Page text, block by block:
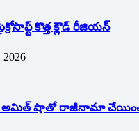
‌కొత్త క్లౌడ్‌ ‌రీజియన్‌
2026
అమిత్‌ ‌షాతో రాజీనామా